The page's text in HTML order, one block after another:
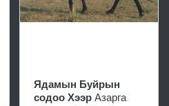
Ядамын Буйрын
содоо Хээр Азарга